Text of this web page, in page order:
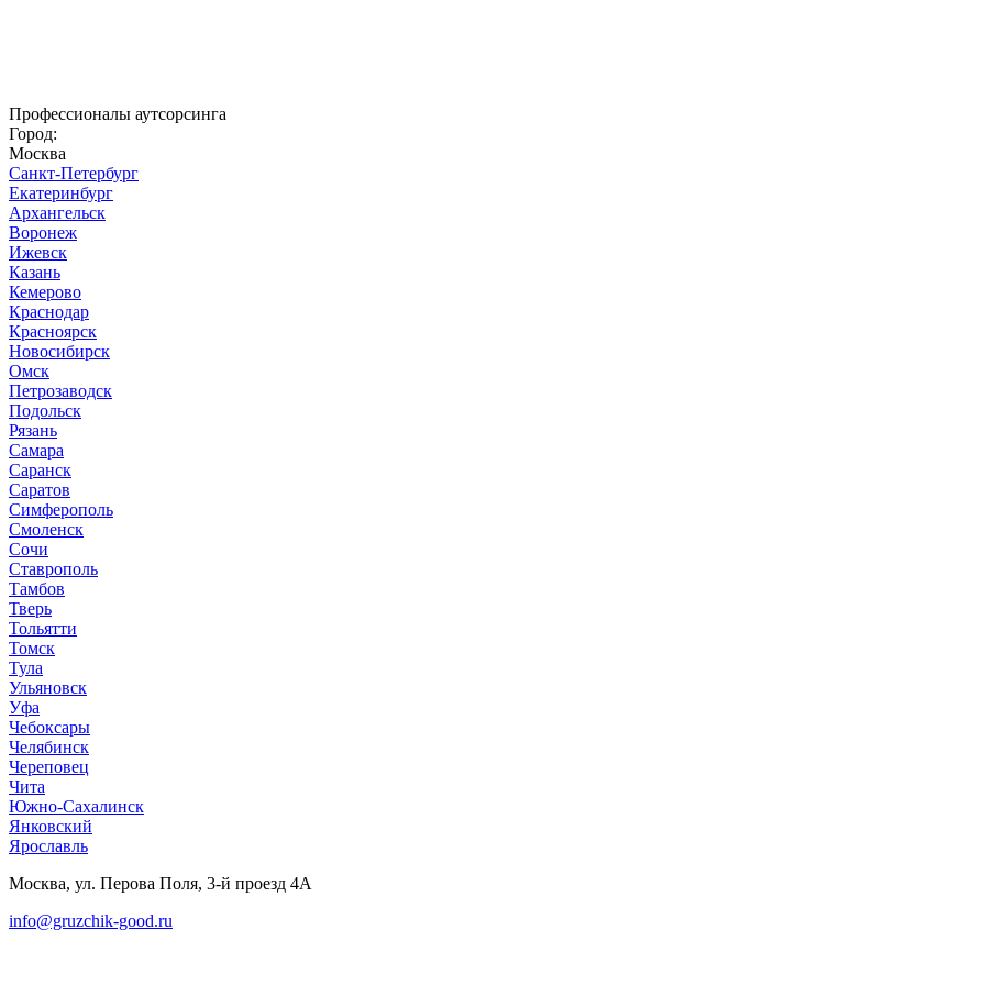
Профессионалы аутсорсинга
Город:
Москва
Санкт-Петербург
Екатеринбург
Архангельск
Воронеж
Ижевск
Казань
Кемерово
Краснодар
Красноярск
Новосибирск
Омск
Петрозаводск
Подольск
Рязань
Самара
Саранск
Саратов
Симферополь
Смоленск
Сочи
Ставрополь
Тамбов
Тверь
Тольятти
Томск
Тула
Ульяновск
Уфа
Чебоксары
Челябинск
Череповец
Чита
Южно-Сахалинск
Янковский
Ярославль
Москва, ул. Перова Поля, 3-й проезд 4А
info@gruzchik-good.ru